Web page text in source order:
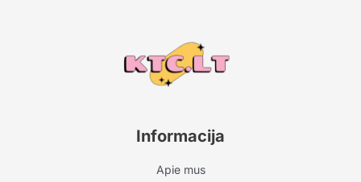
Informacija
Apie mus